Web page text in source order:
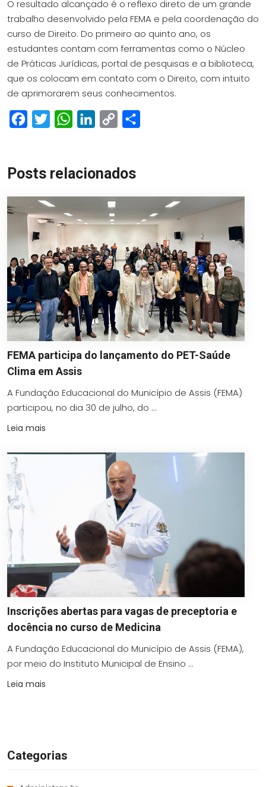
O resultado alcançado é o reflexo direto de um grande
trabalho desenvolvido pela FEMA e pela coordenação do
curso de Direito. Do primeiro ao quinto ano, os
estudantes contam com ferramentas como o Núcleo
de Práticas Jurídicas, portal de pesquisas e a biblioteca,
que os colocam em contato com o Direito, com intuito
de aprimorarem seus conhecimentos.
FacebookTwitterWhatsAppLinkedIn
Copy
Posts relacionados
FEMA participa do lançamento do PET-Saúde
Clima em Assis
A Fundação Educacional do Município de Assis (FEMA)
participou, no dia 30 de julho, do ...
Leia mais
Inscrições abertas para vagas de preceptoria e
docência no curso de Medicina
A Fundação Educacional do Município de Assis (FEMA),
por meio do Instituto Municipal de Ensino ...
Leia mais
Categorias